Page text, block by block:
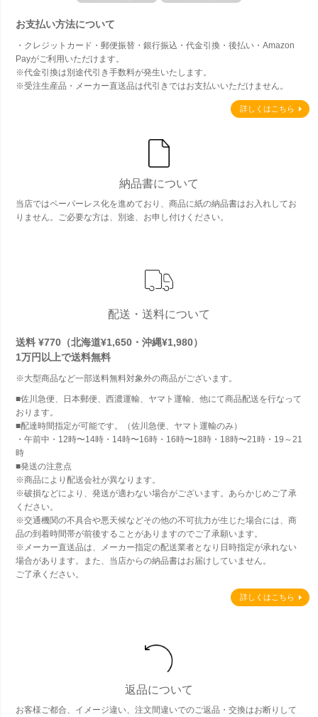
お支払い方法について
・クレジットカード・郵便振替・銀行振込・代金引換・後払い・Amazon
Payがご利用いただけます。
※代金引換は別途代引き手数料が発生いたします。
※受注生産品・メーカー直送品は代引きではお支払いいただけません。
詳しくはこちら
納品書について
当店ではペーパーレス化を進めており、商品に紙の納品書はお入れしてお
りません。ご必要な方は、別途、お申し付けください。
配送・送料について
送料 ¥770（北海道¥1,650・沖縄¥1,980）
1万円以上で送料無料
※大型商品など一部送料無料対象外の商品がございます。
■佐川急便、日本郵便、西濃運輸、ヤマト運輸、他にて商品配送を行なって
おります。
■配達時間指定が可能です。（佐川急便、ヤマト運輸のみ）
・午前中・12時〜14時・14時〜16時・16時〜18時・18時〜21時・19～21
時
■発送の注意点
※商品により配送会社が異なります。
※破損などにより、発送が適わない場合がございます。あらかじめご了承
ください。
※交通機関の不具合や悪天候などその他の不可抗力が生じた場合には、商
品の到着時間帯が前後することがありますのでご了承願います。
※メーカー直送品は、メーカー指定の配送業者となり日時指定が承れない
場合があります。また、当店からの納品書はお届けしていません。
ご了承ください。
詳しくはこちら
返品について
お客様ご都合、イメージ違い、注文間違いでのご返品・交換はお断りして